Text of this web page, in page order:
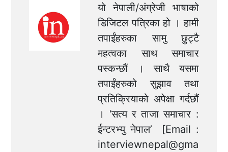
यो नेपाली/अंग्रेजी भाषाको
डिजिटल पत्रिका हो । हामी
तपाईंहरुका सामु छुट्टै
महत्वका साथ समाचार
पस्कन्छौं । साथै यसमा
तपाईंहरुको सुझाव तथा
प्रतिक्रियाको अपेक्षा गर्दछौं
। ‘सत्य र ताजा समाचार :
ईन्टरभ्यु नेपाल’ [Email :
interviewnepal@gma